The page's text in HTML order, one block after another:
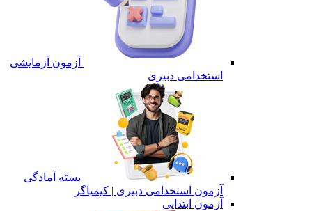
آزمون آزمایشی
استخدامی دبیری
بسته آمادگی
آزمون استخدامی دبیری | کیمیاگر
آزمون ابتدایی